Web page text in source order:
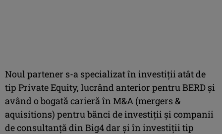
Noul partener s-a specializat în investiții atât de
tip Private Equity, lucrând anterior pentru BERD și
având o bogată carieră în M&A (mergers &
aquisitions) pentru bănci de investiții și companii
de consultanță din Big4 dar și în investiții tip